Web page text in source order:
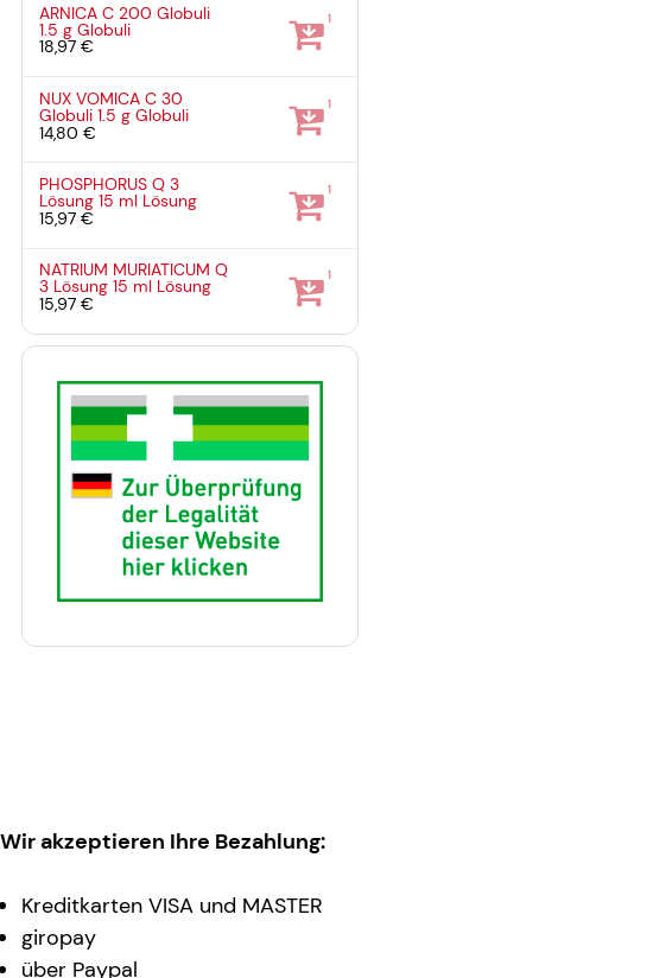
ARNICA C 200 Globuli
1.5 gGlobuli
18,97 €
1
NUX VOMICA C 30
Globuli1.5 gGlobuli
14,80 €
1
PHOSPHORUS Q 3
Lösung15 ml Lösung
15,97 €
1
NATRIUM MURIATICUM Q
3 Lösung15 ml Lösung
15,97 €
1
Wir akzeptieren Ihre Bezahlung:
Kreditkarten VISA und MASTER
giropay
über Paypal